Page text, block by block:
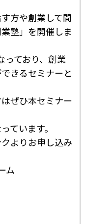
方や創業して間
塾」を開催しま
っており、創業
きるセミナーと
ぜひ本セミナー
ています。
よりお申し込み
ム